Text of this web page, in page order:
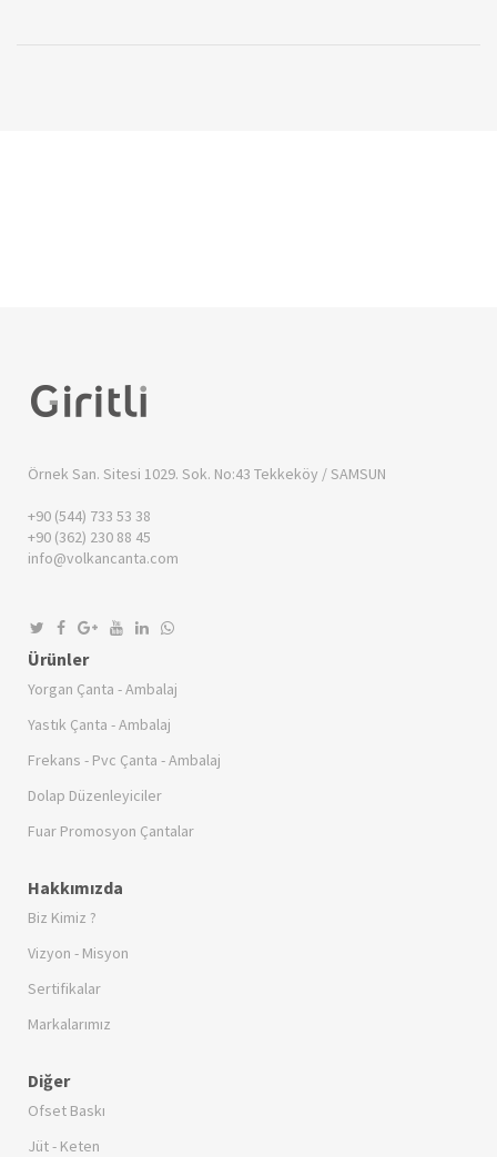
Örnek San. Sitesi 1029. Sok. No:43 Tekkeköy / SAMSUN
+90 (544) 733 53 38
+90 (362) 230 88 45
info@volkancanta.com
Ürünler
Yorgan Çanta - Ambalaj
Yastık Çanta - Ambalaj
Frekans - Pvc Çanta - Ambalaj
Dolap Düzenleyiciler
Fuar Promosyon Çantalar
Hakkımızda
Biz Kimiz ?
Vizyon - Misyon
Sertifikalar
Markalarımız
Diğer
Ofset Baskı
Jüt - Keten